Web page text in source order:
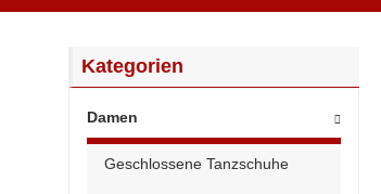
Kategorien
Damen
Geschlossene Tanzschuhe